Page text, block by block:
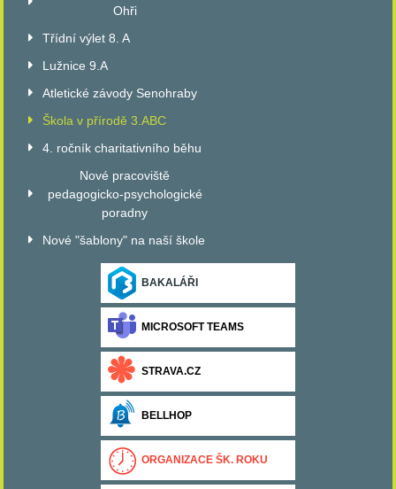
Ohři
Třídní výlet 8. A
Lužnice 9.A
Atletické závody Senohraby
Škola v přírodě 3.ABC
4. ročník charitativního běhu
Nové pracoviště
pedagogicko-psychologické
poradny
Nové "šablony" na naší škole
BAKALÁŘI
MICROSOFT TEAMS
STRAVA.CZ
BELLHOP
ORGANIZACE ŠK. ROKU